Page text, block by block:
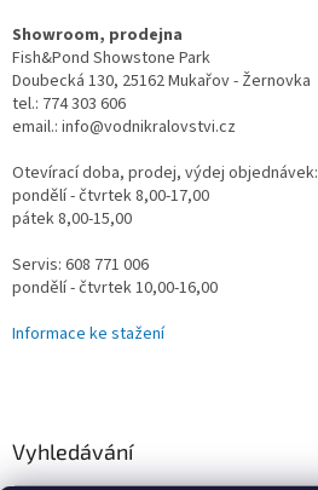
Showroom, prodejna
Fish&Pond Showstone Park
Doubecká 130, 25162 Mukařov - Žernovka
tel.: 774 303 606
email.: info@vodnikralovstvi.cz
Otevírací doba, prodej, výdej objednávek:
pondělí - čtvrtek 8,00-17,00
pátek 8,00-15,00
Servis: 608 771 006
pondělí - čtvrtek 10,00-16,00
Informace ke stažení
Vyhledávání